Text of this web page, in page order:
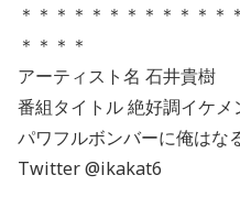
＊＊＊＊＊＊＊＊＊＊＊＊
＊＊＊＊
アーティスト名 石井貴樹
番組タイトル 絶好調イケメ
パワフルボンバーに俺はな
Twitter @ikakat6